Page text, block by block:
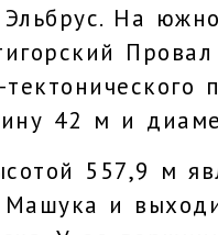
На
42 м и
557,9 м
и